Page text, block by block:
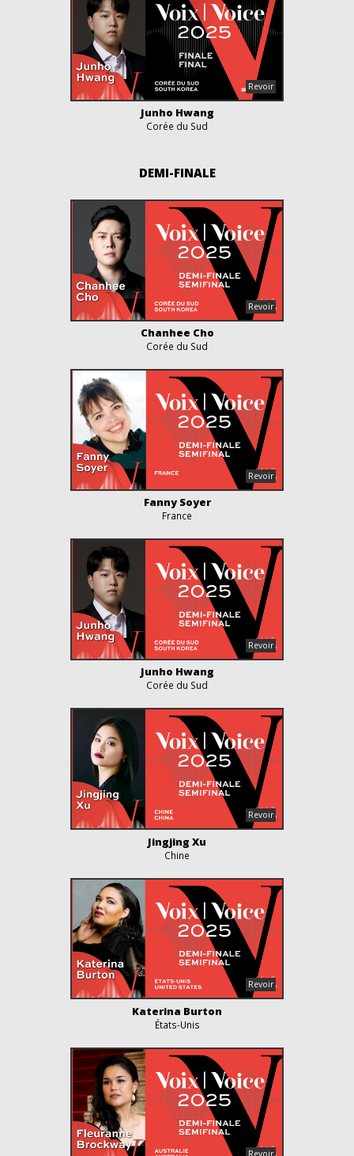
Junho Hwang
Corée du Sud
DEMI-FINALE
Chanhee Cho
Corée du Sud
Fanny Soyer
France
Junho Hwang
Corée du Sud
Jingjing Xu
Chine
Katerina Burton
États-Unis